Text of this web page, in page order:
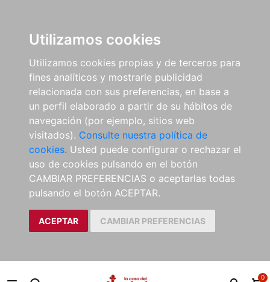
Utilizamos cookies
Utilizamos cookies propias y de terceros para
fines analíticos y mostrarle publicidad
relacionada con sus preferencias, en base a
un perfil elaborado a partir de su hábitos de
navegación (por ejemplo, sitios web
visitados). Consulte nuestra política de
cookies. Usted puede configurar o rechazar el
uso de cookies pulsando en el botón
CAMBIAR PREFERENCIAS o aceptarlas todas
pulsando el botón ACEPTAR.
ACEPTAR CAMBIAR PREFERENCIAS
0